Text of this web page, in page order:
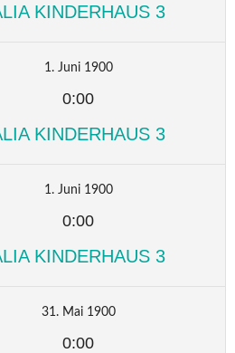
KINDERHAUS 3
1. Juni 1900
0:00
KINDERHAUS 3
1. Juni 1900
0:00
KINDERHAUS 3
31. Mai 1900
0:00